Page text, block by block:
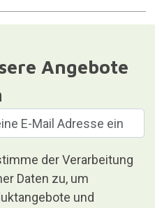
Angebote
der Verarbeitung
Daten zu, um
und